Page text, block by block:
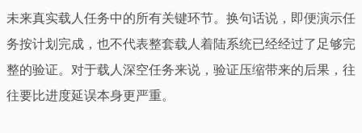
未来真实载人任务中的所有关键环节。换句话说，即便演示任
务按计划完成，也不代表整套载人着陆系统已经经过了足够完
整的验证。对于载人深空任务来说，验证压缩带来的后果，往
往要比进度延误本身更严重。